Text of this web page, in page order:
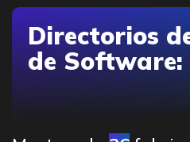
Directorios
de Software: